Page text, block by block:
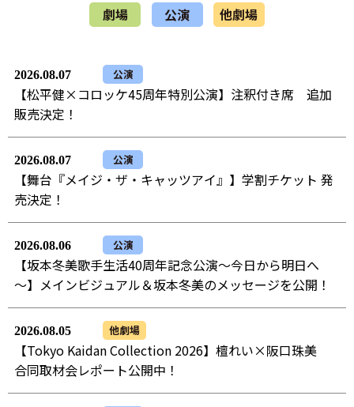
劇場 公演 他劇場
2026.08.07 公演
【松平健×コロッケ45周年特別公演】注釈付き席 追加
販売決定！
2026.08.07 公演
【舞台『メイジ・ザ・キャッツアイ』】学割チケット 発
売決定！
2026.08.06 公演
【坂本冬美歌手生活40周年記念公演～今日から明日へ
～】メインビジュアル＆坂本冬美のメッセージを公開！
2026.08.05 他劇場
【Tokyo Kaidan Collection 2026】檀れい×阪口珠美
合同取材会レポート公開中！